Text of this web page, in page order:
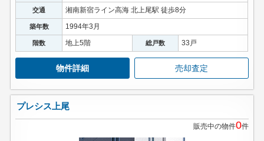
交通 湘南新宿ライン高海 北上尾駅 徒歩8分
築年数 1994年3月
階数 地上5階 総戸数 33戸
物件詳細 売却査定
プレシス上尾
販売中の物件0件